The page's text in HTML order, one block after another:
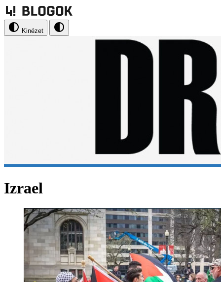
Kinézet
Izrael